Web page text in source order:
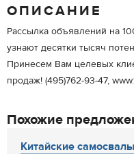
ОПИСАНИЕ
Рассылка объявлений на
узнают десятки тысяч
Принесем Вам целевых
продаж! (495)762-93-47,
Похожие
Китайские